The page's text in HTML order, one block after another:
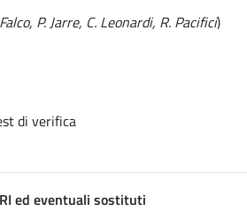
P. Jarre, C. Leonardi, R. Pacifici)
di verifica
ed eventuali sostituti